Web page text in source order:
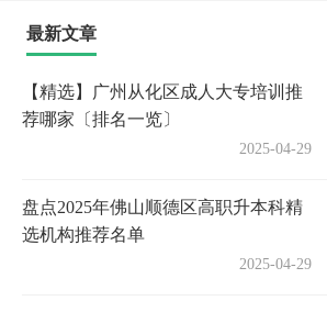
最新文章
【精选】广州从化区成人大专培训推
荐哪家〔排名一览〕
2025-04-29
盘点2025年佛山顺德区高职升本科精
选机构推荐名单
2025-04-29